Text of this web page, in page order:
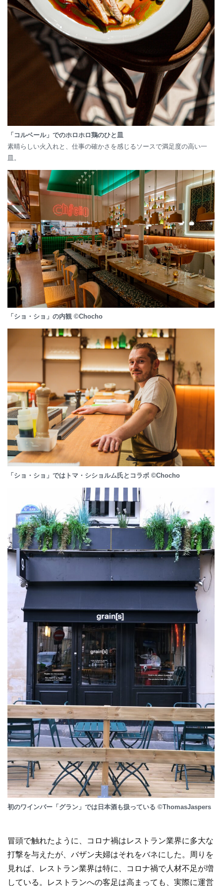
「コルベール」でのホロホロ鶏のひと皿
素晴らしい火入れと、仕事の確かさを感じるソースで満足度の高い一
皿。
「ショ・ショ」の内観 ©Chocho
「ショ・ショ」ではトマ・シショルム氏とコラボ ©Chocho
初のワインバー「グラン」では日本酒も扱っている ©ThomasJaspers
冒頭で触れたように、コロナ禍はレストラン業界に多大な
打撃を与えたが、バザン夫婦はそれをバネにした。周りを
見れば、レストラン業界は特に、コロナ禍で人材不足が増
している。レストランへの客足は高まっても、実際に運営